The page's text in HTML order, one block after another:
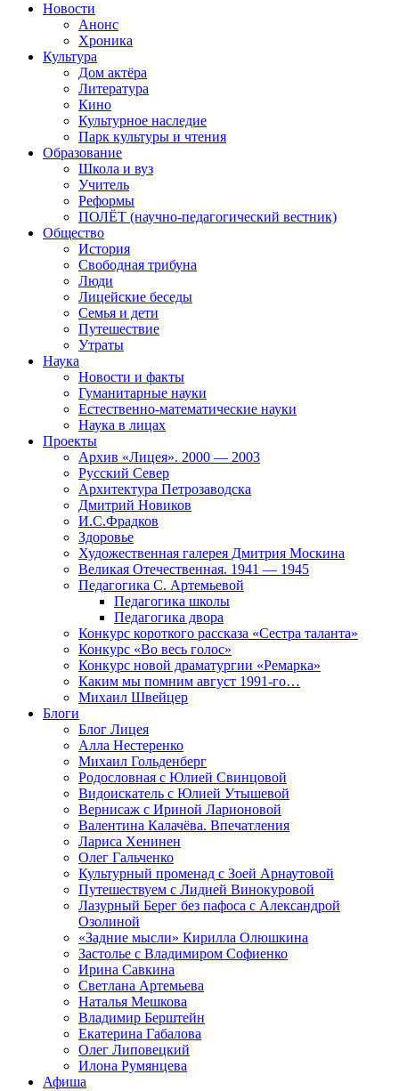
Новости
Анонс
Хроника
Культура
Дом актёра
Литература
Кино
Культурное наследие
Парк культуры и чтения
Образование
Школа и вуз
Учитель
Реформы
ПОЛЁТ (научно-педагогический вестник)
Общество
История
Свободная трибуна
Люди
Лицейские беседы
Семья и дети
Путешествие
Утраты
Наука
Новости и факты
Гуманитарные науки
Естественно-математические науки
Наука в лицах
Проекты
Архив «Лицея». 2000 — 2003
Русский Север
Архитектура Петрозаводска
Дмитрий Новиков
И.С.Фрадков
Здоровье
Художественная галерея Дмитрия Москина
Великая Отечественная. 1941 — 1945
Педагогика С. Артемьевой
Педагогика школы
Педагогика двора
Конкурс короткого рассказа «Сестра таланта»
Конкурс «Во весь голос»
Конкурс новой драматургии «Ремарка»
Каким мы помним август 1991-го…
Михаил Швейцер
Блоги
Блог Лицея
Алла Нестеренко
Михаил Гольденберг
Родословная с Юлией Свинцовой
Видоискатель с Юлией Утышевой
Вернисаж с Ириной Ларионовой
Валентина Калачёва. Впечатления
Лариса Хенинен
Олег Гальченко
Культурный променад с Зоей Арнаутовой
Путешествуем с Лидией Винокуровой
Лазурный Берег без пафоса с Александрой
Озолиной
«Задние мысли» Кирилла Олюшкина
Застолье с Владимиром Софиенко
Ирина Савкина
Светлана Артемьева
Наталья Мешкова
Владимир Берштейн
Екатерина Габалова
Олег Липовецкий
Илона Румянцева
Афиша